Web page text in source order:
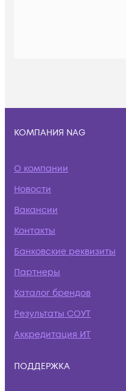
КОМПАНИЯ NAG
О компании
Новости
Вакансии
Контакты
Банковские реквизиты
Партнеры
Каталог брендов
Результаты СОУТ
Аккредитация ИТ
ПОДДЕРЖКА